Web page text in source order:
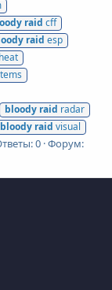
raid cff
raid esp
bloody raid radar
bloody raid visual
0 Форум: